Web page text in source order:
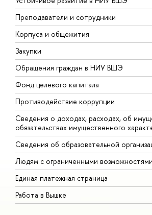
Преподаватели и сотрудники
Корпуса и общежития
Закупки
Обращения граждан в НИУ ВШЭ
Фонд целевого капитала
Противодействие коррупции
Сведения о доходах, расходах, об
обязательствах имущественного
Сведения об образовательной
Людям с ограниченными
Единая платежная страница
Работа в Вышке